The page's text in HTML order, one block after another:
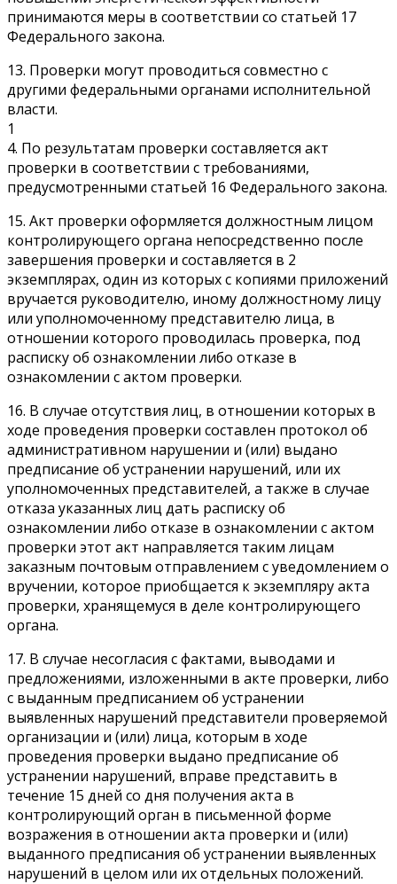
принимаются меры в соответствии со статьей 17
Федерального закона.
13. Проверки могут проводиться совместно с
другими федеральными органами исполнительной
власти.
1
4. По результатам проверки составляется акт
проверки в соответствии с требованиями,
предусмотренными статьей 16 Федерального закона.
15. Акт проверки оформляется должностным лицом
контролирующего органа непосредственно после
завершения проверки и составляется в 2
экземплярах, один из которых с копиями приложений
вручается руководителю, иному должностному лицу
или уполномоченному представителю лица, в
отношении которого проводилась проверка, под
расписку об ознакомлении либо отказе в
ознакомлении с актом проверки.
16. В случае отсутствия лиц, в отношении которых в
ходе проведения проверки составлен протокол об
административном нарушении и (или) выдано
предписание об устранении нарушений, или их
уполномоченных представителей, а также в случае
отказа указанных лиц дать расписку об
ознакомлении либо отказе в ознакомлении с актом
проверки этот акт направляется таким лицам
заказным почтовым отправлением с уведомлением о
вручении, которое приобщается к экземпляру акта
проверки, хранящемуся в деле контролирующего
органа.
17. В случае несогласия с фактами, выводами и
предложениями, изложенными в акте проверки, либо
с выданным предписанием об устранении
выявленных нарушений представители проверяемой
организации и (или) лица, которым в ходе
проведения проверки выдано предписание об
устранении нарушений, вправе представить в
течение 15 дней со дня получения акта в
контролирующий орган в письменной форме
возражения в отношении акта проверки и (или)
выданного предписания об устранении выявленных
нарушений в целом или их отдельных положений.